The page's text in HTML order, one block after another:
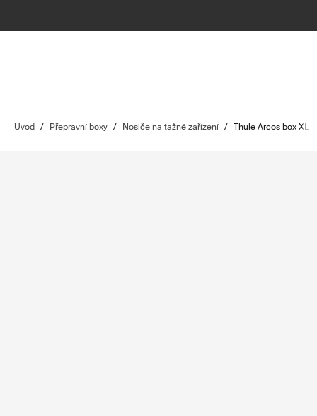
Úvod / Přepravní boxy / Nosiče na tažné zařízení / Thule Arcos box XL